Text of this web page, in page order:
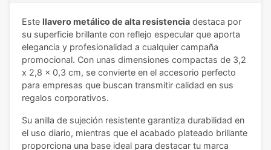
Este llavero metálico de alta resistencia destaca por
su superficie brillante con reflejo especular que aporta
elegancia y profesionalidad a cualquier campaña
promocional. Con unas dimensiones compactas de 3,2
x 2,8 x 0,3 cm, se convierte en el accesorio perfecto
para empresas que buscan transmitir calidad en sus
regalos corporativos.
Su anilla de sujeción resistente garantiza durabilidad en
el uso diario, mientras que el acabado plateado brillante
proporciona una base ideal para destacar tu marca